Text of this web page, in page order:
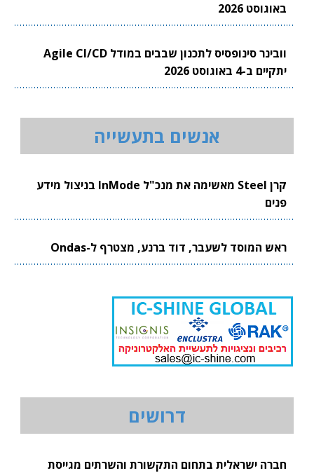
באוגוסט 2026
וובינר סינופסיס לתכנון שבבים במודל Agile CI/CD
יתקיים ב-4 באוגוסט 2026
אנשים בתעשייה
קרן Steel מאשימה את מנכ"ל InMode בניצול מידע
פנים
ראש המוסד לשעבר, דוד ברנע, מצטרף ל-Ondas
דרושים
חברה ישראלית בתחום התקשורת והשרתים מגייסת